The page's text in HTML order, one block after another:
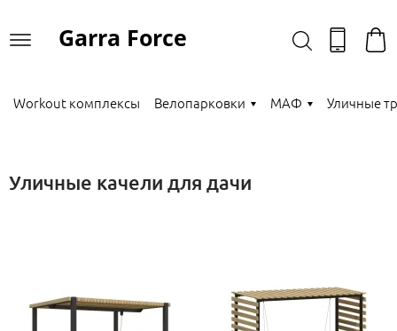
Garra Force
Workout комплексы Велопарковки МАФ Уличные
Уличные качели для дачи